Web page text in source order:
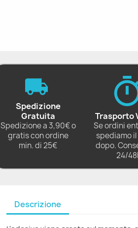
Spedizione
Gratuita
Spedizione a 3,90€ o
gratis con ordine
min. di 25€
Trasporto
Se ordini
spediamo
dopo.
24/
Descrizione